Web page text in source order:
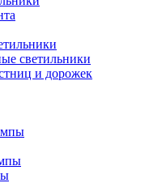
светильники
и дорожек